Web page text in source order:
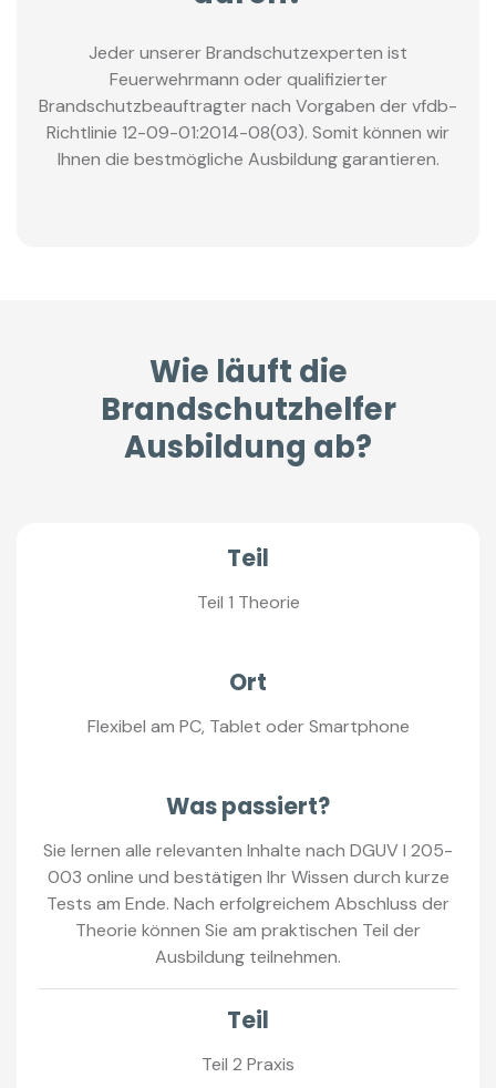
Jeder unserer Brandschutzexperten ist
Feuerwehrmann oder qualifizierter
Brandschutzbeauftragter nach Vorgaben der vfdb-
Richtlinie 12-09-01:2014-08(03). Somit können wir
Ihnen die bestmögliche Ausbildung garantieren.
Wie läuft die
Brandschutzhelfer
Ausbildung ab?
Teil
Teil 1 Theorie
Ort
Flexibel am PC, Tablet oder Smartphone
Was passiert?
Sie lernen alle relevanten Inhalte nach DGUV I 205-
003 online und bestätigen Ihr Wissen durch kurze
Tests am Ende. Nach erfolgreichem Abschluss der
Theorie können Sie am praktischen Teil der
Ausbildung teilnehmen.
Teil
Teil 2 Praxis